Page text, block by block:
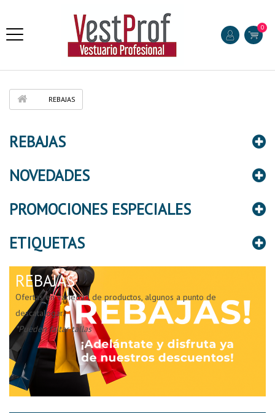
0
REBAJAS
REBAJAS
NOVEDADES
PROMOCIONES ESPECIALES
ETIQUETAS
REBAJAS
Ofertas en variedad de productos, algunos a punto de
descatalogar.
*Pueden faltar tallas